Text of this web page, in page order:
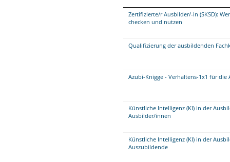
Zertifizierte/r Ausbilder/-in (SKSD):
checken und nutzen
Qualifizierung der ausbildenden
Azubi-Knigge - Verhaltens-1x1 für die
Künstliche Intelligenz (KI) in der
Ausbilder/innen
Künstliche Intelligenz (KI) in der
Auszubildende